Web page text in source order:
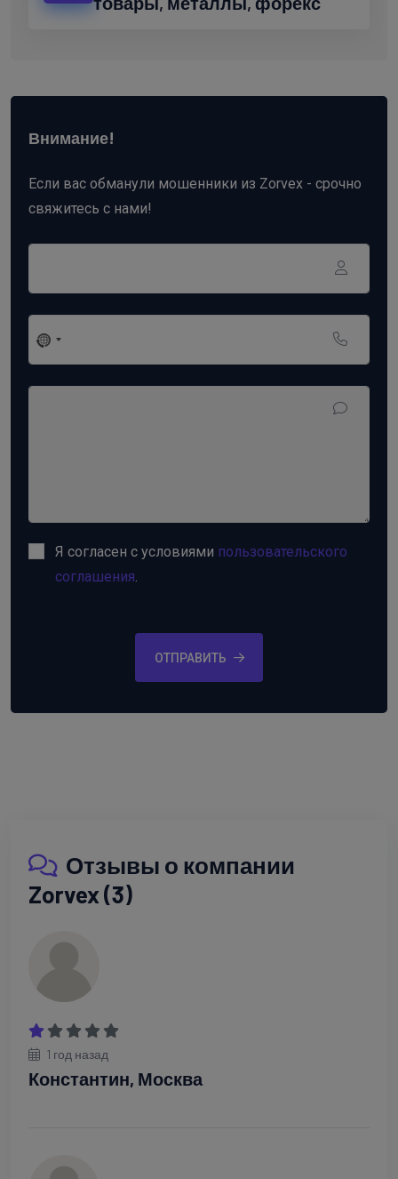
Внимание!
Если вас обманули мошенники из Zorvex - срочно
свяжитесь с нами!
No
country
selected
Я согласен с условиями пользовательского
соглашения.
ОТПРАВИТЬ
Отзывы о компании
Zorvex (3)
1 год назад
Константин, Москва